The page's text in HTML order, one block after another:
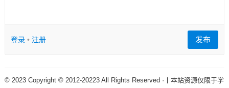
登录• 注册 发布
© 2023 Copyright © 2012-20223 All Rights Reserved ·丨本站资源仅限于学